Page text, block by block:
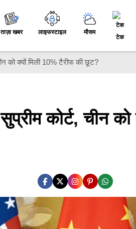
ताज़ा खबर लाइफस्टाइल मौसम
टेक
को क्यों मिली 10% टैरीफ की छूट?
कोर्ट, चीन को